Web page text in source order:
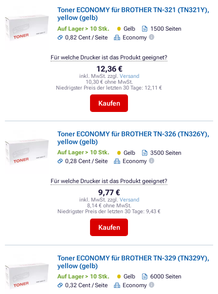
Toner ECONOMY für BROTHER TN-321 (TN321Y),
yellow (gelb)
Auf Lager > 10 Stk. Gelb
1500 Seiten
0,82 Cent / Seite
Economy
12,36 €
inkl. MwSt. zzgl. Versand
10,30 € ohne MwSt.
Niedrigster Preis der letzten 30 Tage: 12,11 €
Kaufen
Für welche Drucker ist das Produkt geeignet?
Toner ECONOMY für BROTHER TN-326 (TN326Y),
yellow (gelb)
Auf Lager > 10 Stk. Gelb
3500 Seiten
0,28 Cent / Seite
Economy
9,77 €
inkl. MwSt. zzgl. Versand
8,14 € ohne MwSt.
Niedrigster Preis der letzten 30 Tage: 9,43 €
Kaufen
Für welche Drucker ist das Produkt geeignet?
Toner ECONOMY für BROTHER TN-329 (TN329Y),
yellow (gelb)
Auf Lager > 10 Stk. Gelb
6000 Seiten
0,32 Cent / Seite
Economy